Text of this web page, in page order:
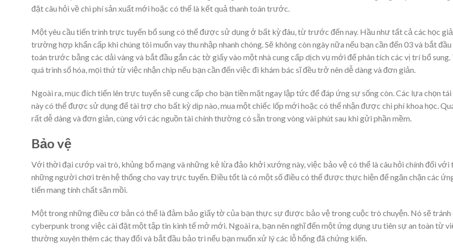
đặt câu hỏi về chi phí sản xuất mới hoặc có thể là kết quả thanh toán trước.
Một yêu cầu tiến trình trực tuyến bổ sung có thể được sử dụng ở bất kỳ đâu, từ trước đến nay. Hầu như tất cả các học
trường hợp khẩn cấp khi chúng tôi muốn vay thu nhập nhanh chóng. Sẽ không còn ngày nữa nếu bạn cần đến 03 và bắt đầu
toán trước bằng các dải vàng và bắt đầu gắn các tờ giấy vào một nhà cung cấp dịch vụ mới để phân tích các vị trí bổ sung.
quá trình số hóa, mọi thứ từ việc nhận chip nếu bạn cần đến việc đi khám bác sĩ đều trở nên dễ dàng và đơn giản.
Ngoài ra, mục đích tiến lên trực tuyến sẽ cung cấp cho bạn tiền mặt ngay lập tức để đáp ứng sự sống còn. Các lựa chọn tái
này có thể được sử dụng để tài trợ cho bất kỳ dịp nào, mua một chiếc lốp mới hoặc có thể nhận được chi phí khoa học.
rất dễ dàng và đơn giản, cùng với các nguồn tài chính thường có sẵn trong vòng vài phút sau khi gửi phần mềm.
Bảo vệ
Với thời đại cướp vai trò, khủng bố mạng và những kẻ lừa đảo khởi xướng này, việc bảo vệ có thể là câu hỏi chính đối với
những người chơi trên hệ thống cho vay trực tuyến. Điều tốt là có một số điều có thể được thực hiện để ngăn chặn các
tiến mang tính chất săn mồi.
Một trong những điều cơ bản có thể là đảm bảo giấy tờ của bạn thực sự được bảo vệ trong cuộc trò chuyện. Nó sẽ
cyberpunk trong việc cài đặt một tập tin kinh tế mở mới. Ngoài ra, bạn nên nghĩ đến một ứng dụng ưu tiên sự an toàn từ
thường xuyên thêm các thay đổi và bắt đầu bảo trì nếu bạn muốn xử lý các lỗ hổng đã chứng kiến.